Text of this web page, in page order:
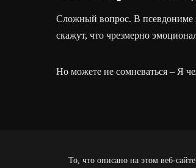
Сложный вопрос. В псевдониме
скажут, что чрезмерно
Но можете не сомневаться – Я
То, что описано на этом веб-